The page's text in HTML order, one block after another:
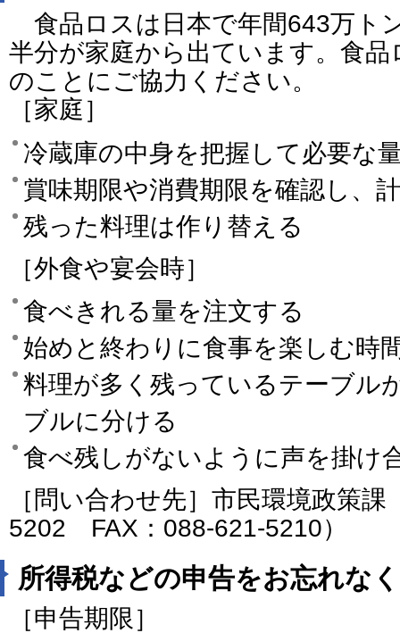
食品ロスは日本で年間643万ト
半分が家庭から出ています。食
のことにご協力ください。
［家庭］
冷蔵庫の中身を把握して必要な
賞味期限や消費期限を確認し、
残った料理は作り替える
［外食や宴会時］
食べきれる量を注文する
始めと終わりに食事を楽しむ時
料理が多く残っているテーブル
ブルに分ける
食べ残しがないように声を掛け
［問い合わせ先］市民環境政策
5202 FAX：088-621-5210）
所得税などの申告をお忘れなく
［申告期限］